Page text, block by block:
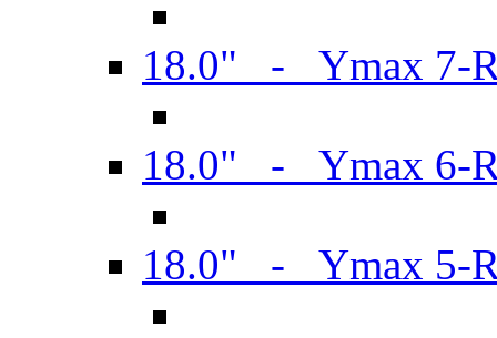
18.0" - Ymax 7-
18.0" - Ymax 6-
18.0" - Ymax 5-